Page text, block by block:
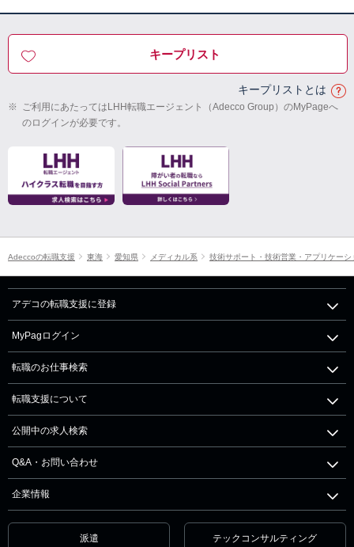
キープリスト
キープリストとは
※ ご利用にあたってはLHH転職エージェント（Adecco Group）のMyPageへ
のログインが必要です。
Adeccoの転職支援 東海 愛知県 メディカル系 技術サポート・技術営業・アプリケー
アデコの転職支援に登録
MyPagログイン
転職のお仕事検索
転職支援について
公開中の求人検索
Q&A・お問い合わせ
企業情報
派遣 テックコンサルティング